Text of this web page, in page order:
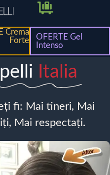
Crema
Forte
OFERTE Gel
Intenso
Italia
fi: Mai tineri, Mai
Mai respectați.